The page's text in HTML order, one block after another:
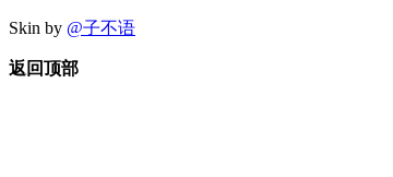
Skin by @子不语
返回顶部